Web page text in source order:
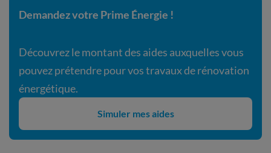
Demandez votre Prime Énergie !
Découvrez le montant des aides auxquelles vous
pouvez prétendre pour vos travaux de rénovation
énergétique.
Simuler mes aides